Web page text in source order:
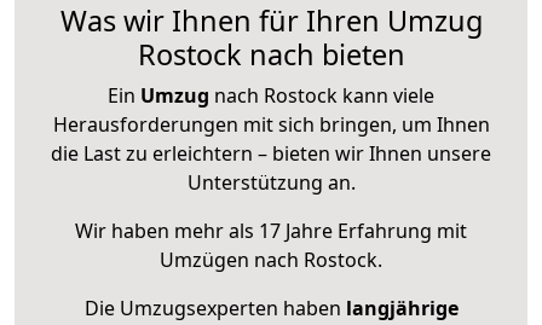
Was wir Ihnen für Ihren Umzug
Rostock nach bieten
Ein Umzug nach Rostock kann viele
Herausforderungen mit sich bringen, um Ihnen
die Last zu erleichtern – bieten wir Ihnen unsere
Unterstützung an.
Wir haben mehr als 17 Jahre Erfahrung mit
Umzügen nach Rostock.
Die Umzugsexperten haben langjährige